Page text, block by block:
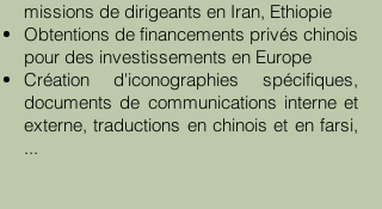
missions de dirigeants en Iran, Ethiopie
Obtentions de financements privés chinois
pour des investissements en Europe
Création d'iconographies spécifiques,
documents de communications interne et
externe, traductions en chinois et en farsi,
...